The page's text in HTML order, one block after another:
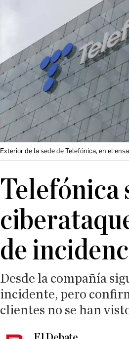
Exterior de la sede de Telefónica, en el
Telefónica
de
Desde la compañía
incidente, pero
clientes no se han